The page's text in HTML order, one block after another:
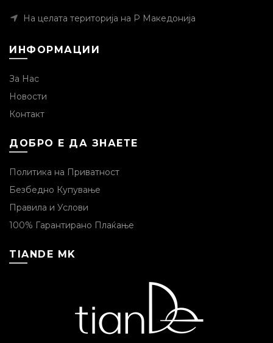
На целата територија на Р Македонија
ИНФОРМАЦИИ
За Нас
Новости
Контакт
ДОБРО Е ДА ЗНАЕТЕ
Политика на Приватност
Безбедно Купување
Правила и Услови
100% Гарантирано Плаќање
TIANDE MK